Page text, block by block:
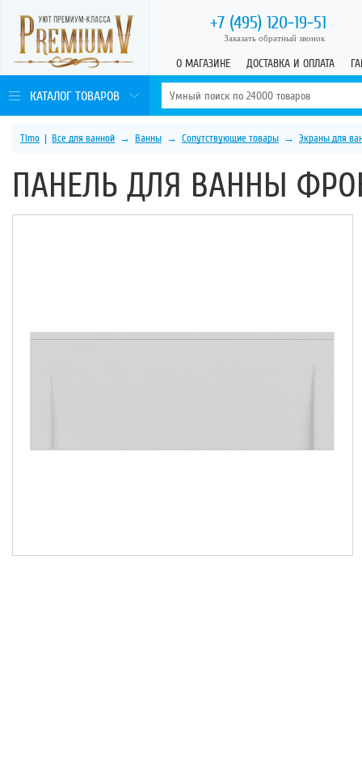
+7 (495) 120-19-51
Заказать обратный звонок
О МАГАЗИНЕ ДОСТАВКА И ОПЛАТА
КАТАЛОГ ТОВАРОВ
Timo | Все для ванной → Ванны → Сопутствующие товары → Экраны для
ПАНЕЛЬ ДЛЯ ВАННЫ